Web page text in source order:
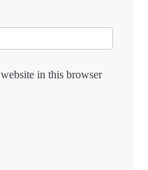
in this browser